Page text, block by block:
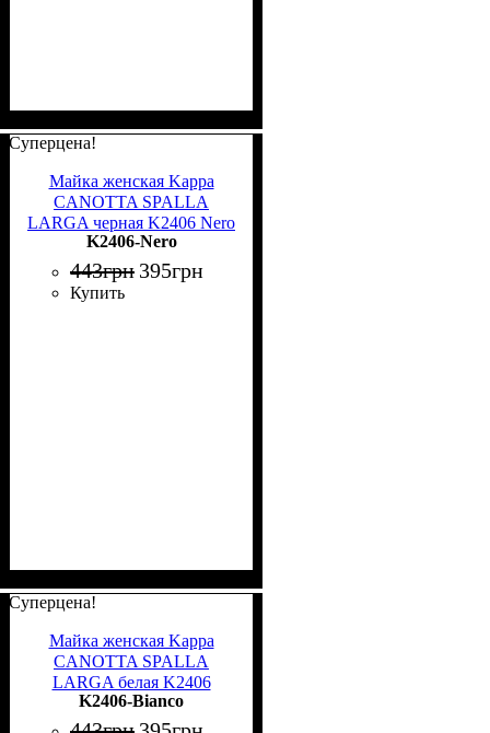
Суперцена!
Майка женская Kappa
CANOTTA SPALLA
LARGA черная K2406 Nero
K2406-Nero
443грн 395грн
Купить
Суперцена!
Майка женская Kappa
CANOTTA SPALLA
LARGA белая K2406
Bianco
K2406-Bianco